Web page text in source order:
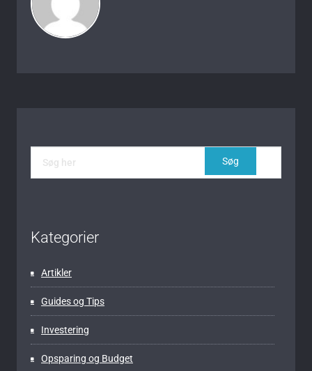
Kategorier
Artikler
Guides og Tips
Investering
Opsparing og Budget